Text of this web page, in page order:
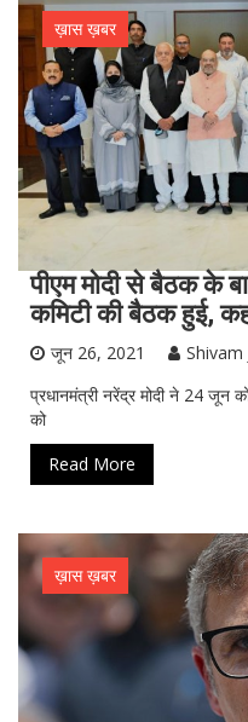
ख़ास ख़बर
पीएम मोदी से बैठक के
कमिटी की बैठक हुई,
जून 26, 2021
Shivam
प्रधानमंत्री नरेंद्र मोदी ने 24 जून
को
Read More
ख़ास ख़बर